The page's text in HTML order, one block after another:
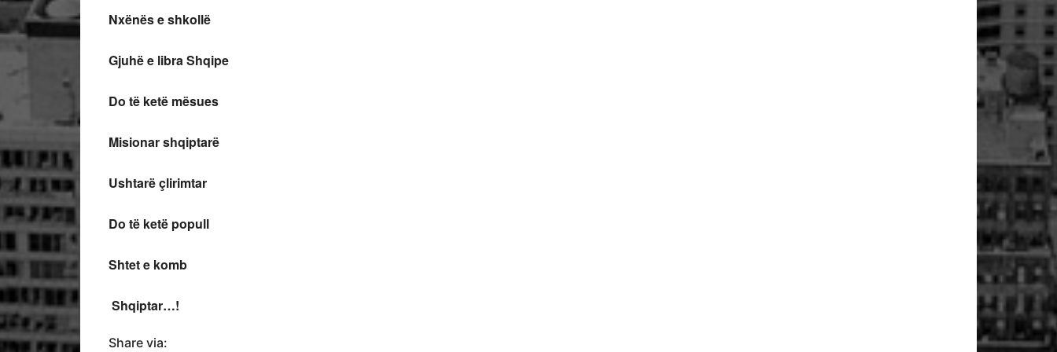
Nxënës e shkollë
Gjuhë e libra Shqipe
Do të ketë mësues
Misionar shqiptarë
Ushtarë çlirimtar
Do të ketë popull
Shtet e komb
Shqiptar…!
Share via: